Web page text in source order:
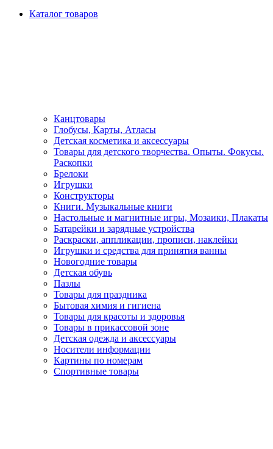
Каталог товаров
Канцтовары
Глобусы, Карты, Атласы
Детская косметика и аксессуары
Товары для детского творчества. Опыты. Фокусы.
Раскопки
Брелоки
Игрушки
Конструкторы
Книги. Музыкальные книги
Настольные и магнитные игры, Мозаики, Плакаты
Батарейки и зарядные устройства
Раскраски, аппликации, прописи, наклейки
Игрушки и средства для принятия ванны
Новогодние товары
Детская обувь
Пазлы
Товары для праздника
Бытовая химия и гигиена
Товары для красоты и здоровья
Товары в прикассовой зоне
Детская одежда и аксессуары
Носители информации
Картины по номерам
Спортивные товары